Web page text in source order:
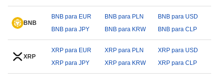
BNB
BNB para EUR BNB para PLN
BNB para USD
BNB para JPY
BNB para KRW BNB para CLP
XRP
XRP para EUR XRP para PLN
XRP para USD
XRP para JPY
XRP para KRW XRP para CLP